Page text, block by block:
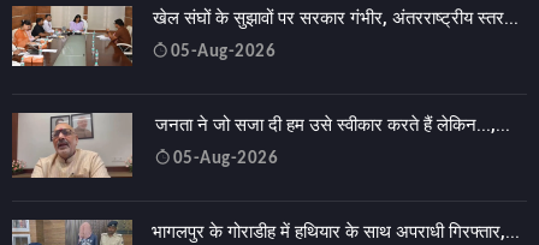
खेल संघों के सुझावों पर सरकार गंभीर, अंतरराष्ट्रीय स्तर...
05-Aug-2026
जनता ने जो सजा दी हम उसे स्वीकार करते हैं लेकिन...,...
05-Aug-2026
भागलपुर के गोराडीह में हथियार के साथ अपराधी गिरफ्तार,...